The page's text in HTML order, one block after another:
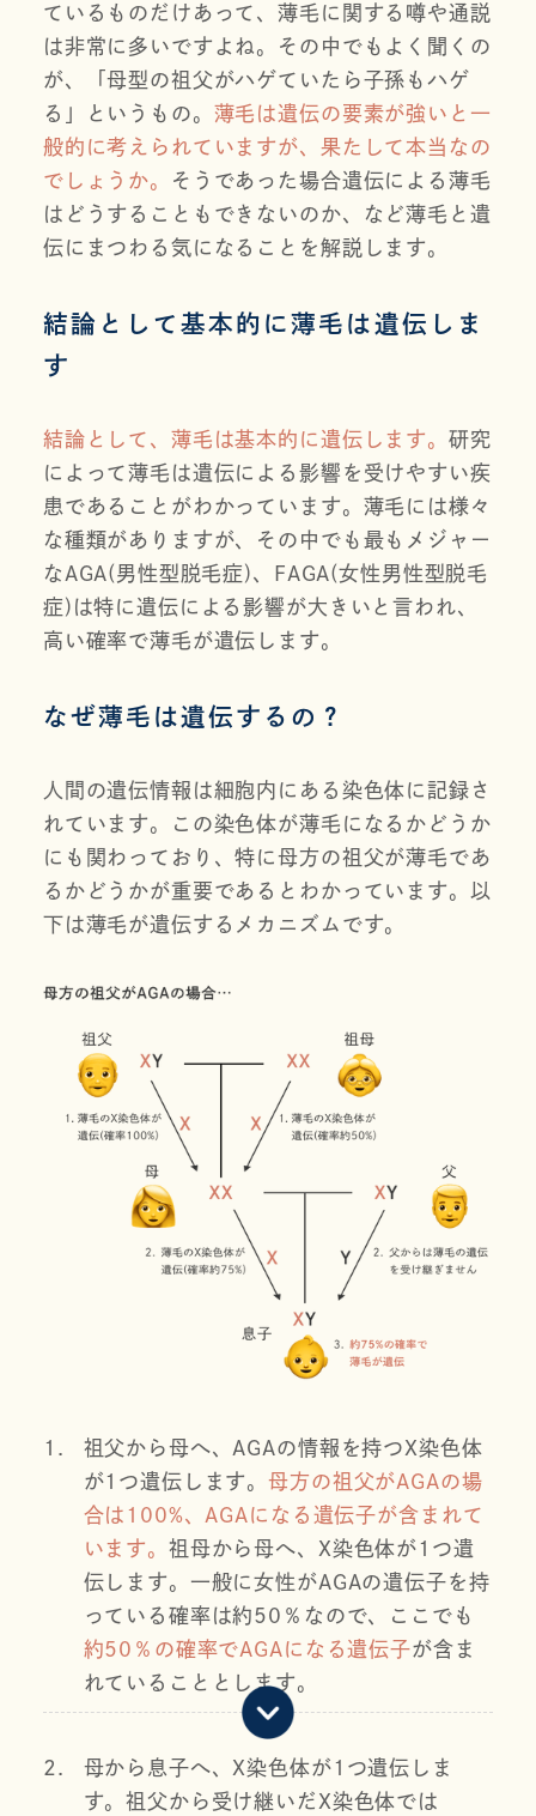
ているものだけあって、薄毛に関する噂や通説
は非常に多いですよね。その中でもよく聞くの
が、「母型の祖父がハゲていたら子孫もハゲ
る」というもの。 薄毛は遺伝の要素が強いと一
般的に考えられていますが、果たして本当なの
でしょうか。
そうであった場合遺伝による薄毛
はどうすることもできないのか、など薄毛と遺
伝にまつわる気になることを解説します。
結論として基本的に薄毛は遺伝しま
す
結論として、薄毛は基本的に遺伝します。研究
によって薄毛は遺伝による影響を受けやすい疾
患であることがわかっています。薄毛には様々
な種類がありますが、その中でも最もメジャー
なAGA(男性型脱毛症)、FAGA(女性男性型脱毛
症)は特に遺伝による影響が大きいと言われ、
高い確率で薄毛が遺伝します。
なぜ薄毛は遺伝するの？
人間の遺伝情報は細胞内にある染色体に記録さ
れています。この染色体が薄毛になるかどうか
にも関わっており、特に母方の祖父が薄毛であ
るかどうかが重要であるとわかっています。以
下は薄毛が遺伝するメカニズムです。
1.
祖父から母へ、AGAの情報を持つX染色体
が1つ遺伝します。母方の祖父がAGAの場
合は100%、AGAになる遺伝子が含まれて
います。 祖母から母へ、X染色体が1つ遺
伝します。一般に女性がAGAの遺伝子を持
っている確率は約50％なので、ここでも
約50％の確率でAGAになる遺伝子が含ま
れていることとします。
2.
母から息子へ、X染色体が1つ遺伝しま
す。祖父から受け継いだX染色体では